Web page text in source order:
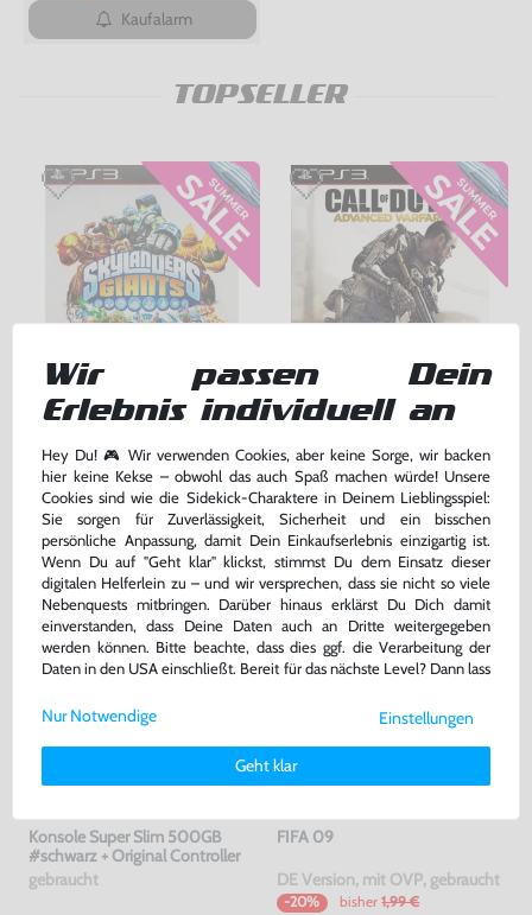
Kaufalarm
TOPSELLER
Skylanders: Giants
nur Software, DE Version, mit OVP, gebraucht
nur26,99 €
Warenkorb
Call of Duty: Advanced Warfare
-75% bisher 17,99 €
jetzt nur4,50 €
Warenkorb
Konsole Super Slim 500GB
#schwarz + Original Controller
gebraucht
FIFA 09
DE Version, mit OVP, gebraucht
-20% bisher 1,99 €
Wir passen Dein
Erlebnis individuell an
Hey Du! 🎮 Wir verwenden Cookies, aber keine Sorge, wir backen
hier keine Kekse – obwohl das auch Spaß machen würde! Unsere
Cookies sind wie die Sidekick-Charaktere in Deinem Lieblingsspiel:
Sie sorgen für Zuverlässigkeit, Sicherheit und ein bisschen
persönliche Anpassung, damit Dein Einkaufserlebnis einzigartig ist.
Wenn Du auf "Geht klar" klickst, stimmst Du dem Einsatz dieser
digitalen Helferlein zu – und wir versprechen, dass sie nicht so viele
Nebenquests mitbringen. Darüber hinaus erklärst Du Dich damit
einverstanden, dass Deine Daten auch an Dritte weitergegeben
werden können. Bitte beachte, dass dies ggf. die Verarbeitung der
Daten in den USA einschließt. Bereit für das nächste Level? Dann lass
Weitere Informationen zu den von uns verwendeten Cookies und
Deinen Rechten als Nutzer findest Du in unsererDaten­schutz­
Impressum.
Einstellungen
Geht klar
Nur Notwendige